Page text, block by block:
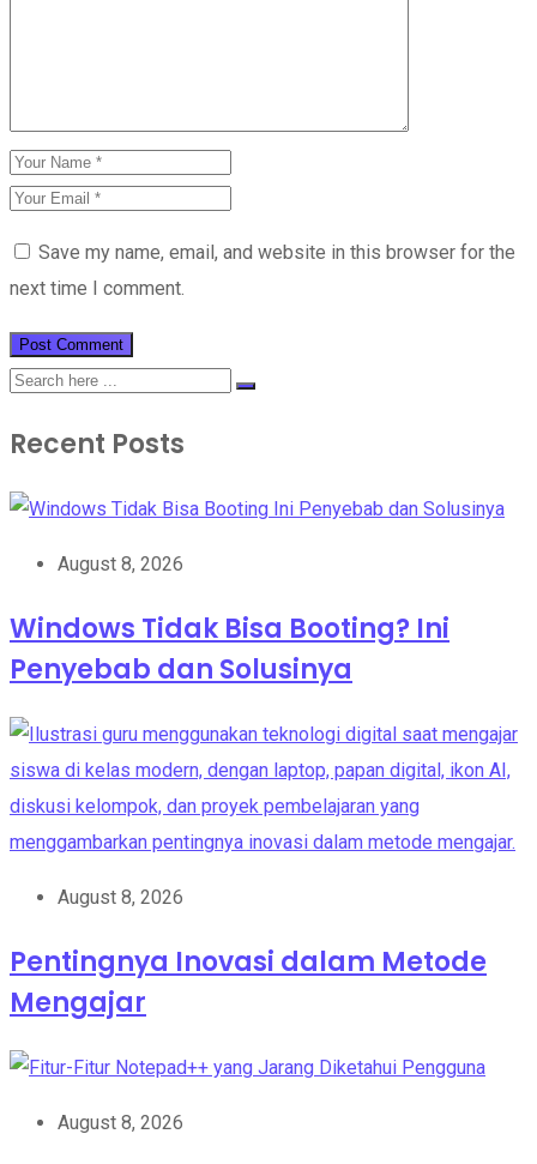
Save my name, email, and website in this browser for the
next time I comment.
Recent Posts
August 8, 2026
Windows Tidak Bisa Booting? Ini
Penyebab dan Solusinya
August 8, 2026
Pentingnya Inovasi dalam Metode
Mengajar
August 8, 2026